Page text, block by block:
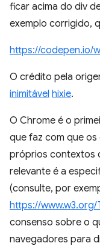
ficar acima do div
exemplo corrigido,
https://codepen.io/
O crédito pela
inimitável hixie.
O Chrome é o
que faz com que
próprios contextos
relevante é a
(consulte, por
https://www.w3.org/
consenso sobre o
navegadores para